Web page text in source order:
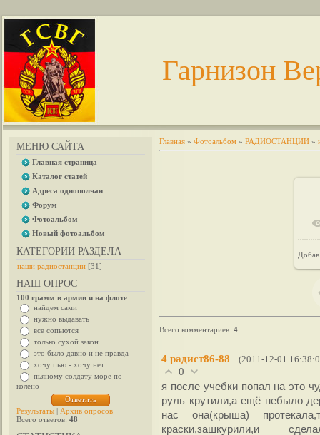
Гарнизон
МЕНЮ САЙТА
Главная страница
Каталог статей
Адреса однополчан
Форум
Фотоальбом
Новый фотоальбом
КАТЕГОРИИ РАЗДЕЛА
наши радиостанции [31]
НАШ ОПРОС
100 грамм в армии и на флоте
найдем сами
нужно выдавать
все сопьются
только сухой закон
это было давно и не правда
хочу пью - хочу нет
пьяному солдату море по-
колено
Результаты | Архив опросов
Всего ответов: 48
Главная » Фотоальбом » РАДИОСТАНЦИИ »
Всего комментариев: 4
4 радист86-88 (2011-12-01
0
я после учебки попал на это
руль крутили,а ещё небыло
нас она(крыша)
краски,зашкурили,и